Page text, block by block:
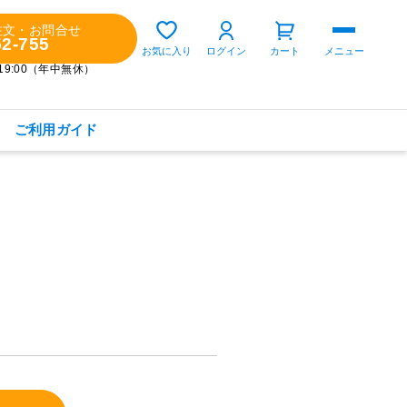
文・お問合せ
755
（年中無休）
お気に入り ログイン カート メニュー
ご利用ガイド
ゲスト 様